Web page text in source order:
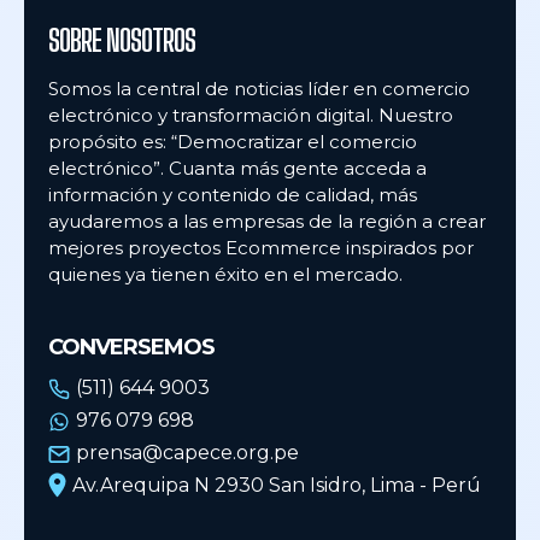
SOBRE NOSOTROS
Somos la central de noticias líder en comercio
electrónico y transformación digital. Nuestro
propósito es: “Democratizar el comercio
electrónico”. Cuanta más gente acceda a
información y contenido de calidad, más
ayudaremos a las empresas de la región a crear
mejores proyectos Ecommerce inspirados por
quienes ya tienen éxito en el mercado.
CONVERSEMOS
(511) 644 9003
976 079 698
prensa@capece.org.pe
Av.Arequipa N 2930 San Isidro, Lima - Perú